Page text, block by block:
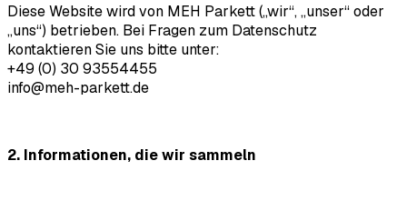
Diese Website wird von MEH Parkett („wir“, „unser“ oder
„uns“) betrieben. Bei Fragen zum Datenschutz
kontaktieren Sie uns bitte unter:
+49 (0) 30 93554455
info@meh-parkett.de
2. Informationen, die wir sammeln